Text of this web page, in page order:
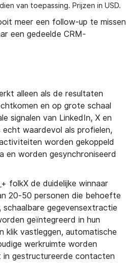
van toepassing. Prijzen in USD.
meer een follow-up te missen
een gedeelde CRM-
alleen als de resultaten
en op grote schaal
signalen van LinkedIn, X en
waardevol als profielen,
worden gekoppeld
en worden gesynchroniseerd
+ folkX de duidelijke winnaar
20-50 personen die behoefte
gegevensextractie
geïntegreerd in hun
klik vastleggen, automatische
werkruimte worden
in gestructureerde contacten